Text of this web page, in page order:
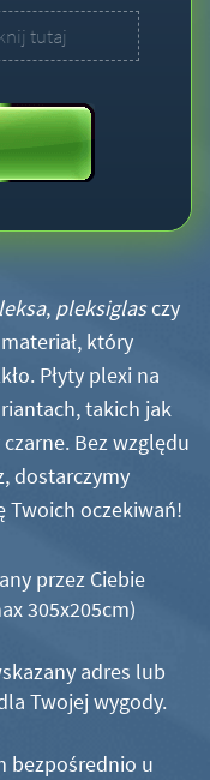
tutaj
, pleksiglasczy
który
Płyty plexi na
takich jak
Bez względu
dostarczymy
Twoich oczekiwań!
przez Ciebie
305x205cm)
adres lub
Twojej wygody.
bezpośrednio u